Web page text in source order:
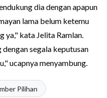
dia dengan apapun
lama belum ketemu
ya," kata Jelita Ramlan.
segala keputusan
ucapnya menyambung.
Pilihan